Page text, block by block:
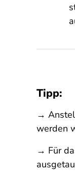
Tipp:
→
werden
→ Für